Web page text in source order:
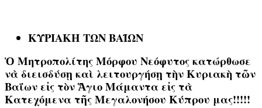
ΚΥΡΙΑΚΗ ΤΩΝ ΒΑΪΩΝ
Ὁ Μητροπολίτης Μόρφου Νεόφυτος κατώρθωσε
νὰ διεισδύσῃ καὶ λειτουργήσῃ τὴν Κυριακὴ τῶν
Βαΐων εἰς τὸν Ἅγιο Μάμαντα εἰς τὰ
Κατεχόμενα τῆς Μεγαλονήσου Κύπρου μας!!!!!